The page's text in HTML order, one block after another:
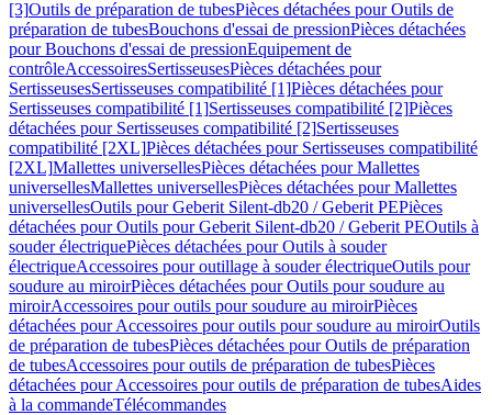
[3]Outils de préparation de tubesPièces détachées pour Outils de
préparation de tubesBouchons d'essai de pressionPièces détachées
pour Bouchons d'essai de pressionEquipement de
contrôleAccessoiresSertisseusesPièces détachées pour
SertisseusesSertisseuses compatibilité [1]Pièces détachées pour
Sertisseuses compatibilité [1]Sertisseuses compatibilité [2]Pièces
détachées pour Sertisseuses compatibilité [2]Sertisseuses
compatibilité [2XL]Pièces détachées pour Sertisseuses compatibilité
[2XL]Mallettes universellesPièces détachées pour Mallettes
universellesMallettes universellesPièces détachées pour Mallettes
universellesOutils pour Geberit Silent-db20 / Geberit PEPièces
détachées pour Outils pour Geberit Silent-db20 / Geberit PEOutils à
souder électriquePièces détachées pour Outils à souder
électriqueAccessoires pour outillage à souder électriqueOutils pour
soudure au miroirPièces détachées pour Outils pour soudure au
miroirAccessoires pour outils pour soudure au miroirPièces
détachées pour Accessoires pour outils pour soudure au miroirOutils
de préparation de tubesPièces détachées pour Outils de préparation
de tubesAccessoires pour outils de préparation de tubesPièces
détachées pour Accessoires pour outils de préparation de tubesAides
à la commandeTélécommandes